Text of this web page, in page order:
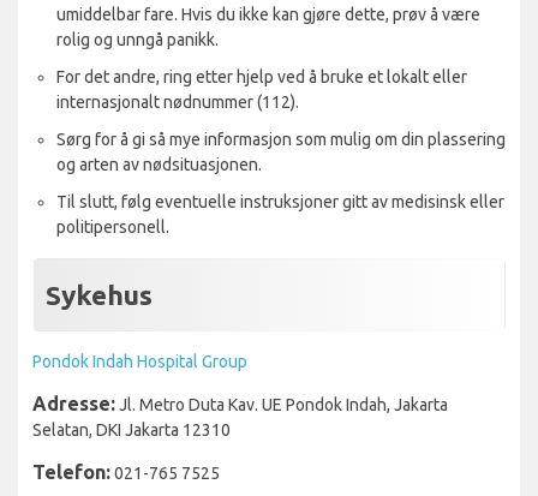
umiddelbar fare. Hvis du ikke kan gjøre dette, prøv å være
rolig og unngå panikk.
For det andre, ring etter hjelp ved å bruke et lokalt eller
internasjonalt nødnummer (112).
Sørg for å gi så mye informasjon som mulig om din plassering
og arten av nødsituasjonen.
Til slutt, følg eventuelle instruksjoner gitt av medisinsk eller
politipersonell.
Sykehus
Pondok Indah Hospital Group
Adresse:Jl. Metro Duta Kav. UE Pondok Indah, Jakarta
Selatan, DKI Jakarta 12310
Telefon:021-765 7525